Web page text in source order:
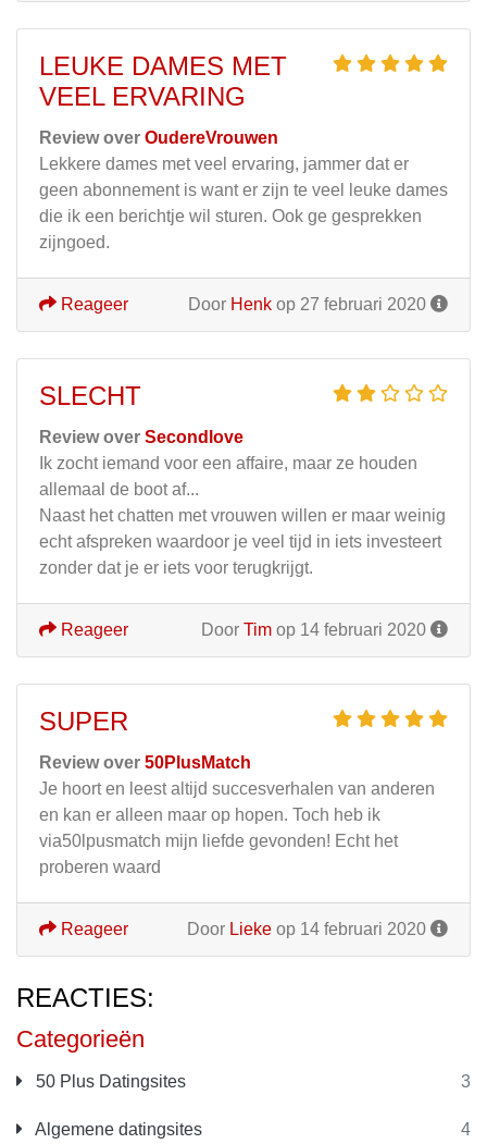
Categorieën
50 Plus Datingsites 3
Algemene datingsites 4
LEUKE DAMES MET
VEEL ERVARING
Review over OudereVrouwen
Lekkere dames met veel ervaring, jammer dat er
geen abonnement is want er zijn te veel leuke dames
die ik een berichtje wil sturen. Ook ge gesprekken
zijngoed.
Door Henk op 27 februari 2020
Reageer
SLECHT
Review over Secondlove
Ik zocht iemand voor een affaire, maar ze houden
allemaal de boot af...
Naast het chatten met vrouwen willen er maar weinig
echt afspreken waardoor je veel tijd in iets investeert
zonder dat je er iets voor terugkrijgt.
Door Tim op 14 februari 2020
Reageer
SUPER
Review over 50PlusMatch
Je hoort en leest altijd succesverhalen van anderen
en kan er alleen maar op hopen. Toch heb ik
via50lpusmatch mijn liefde gevonden! Echt het
proberen waard
Door Lieke op 14 februari 2020
Reageer
REACTIES: